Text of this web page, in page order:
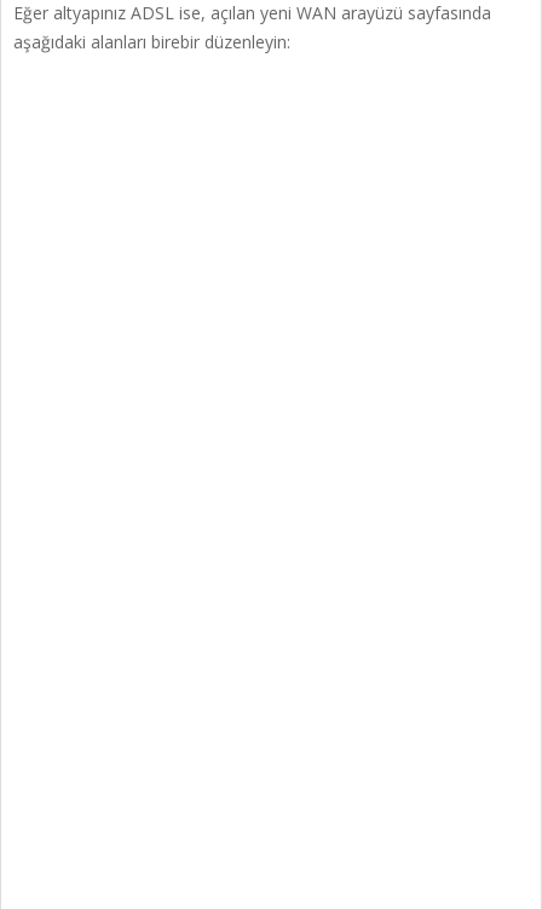
Eğer altyapınız ADSL ise, açılan yeni WAN arayüzü sayfasında
aşağıdaki alanları birebir düzenleyin: